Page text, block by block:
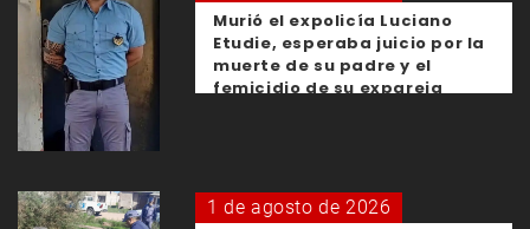
Murió el expolicía Luciano
Etudie, esperaba juicio por la
muerte de su padre y el
femicidio de su expareja
1 de agosto de 2026